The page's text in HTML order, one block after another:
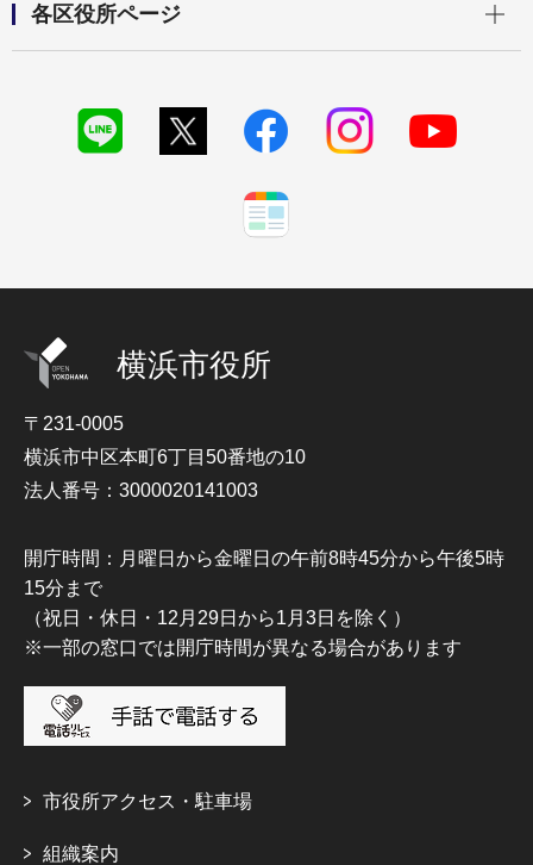
各区役所ページ
横浜市役所
〒231-0005
横浜市中区本町6丁目50番地の10
法人番号：3000020141003
開庁時間：月曜日から金曜日の午前8時45分から午後5時
15分まで
（祝日・休日・12月29日から1月3日を除く）
※一部の窓口では開庁時間が異なる場合があります
市役所アクセス・駐車場
組織案内